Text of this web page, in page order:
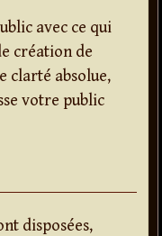
avec ce qui
création de
clarté absolue,
votre public
disposées,